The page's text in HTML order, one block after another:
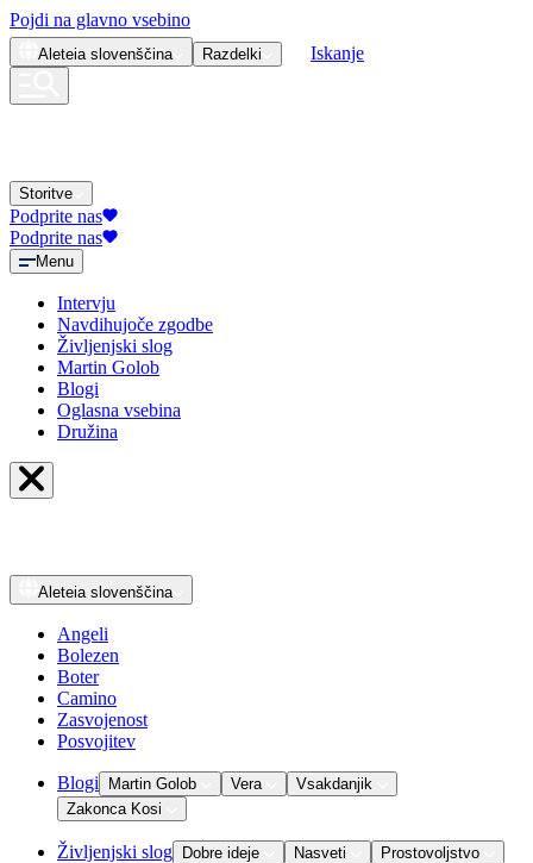
Pojdi na glavno vsebino
Aleteia slovenščina Razdelki Iskanje
Storitve
Podprite nas
Podprite nas
Menu
Intervju
Navdihujoče zgodbe
Življenjski slog
Martin Golob
Blogi
Oglasna vsebina
Družina
Aleteia slovenščina
Angeli
Bolezen
Boter
Camino
Zasvojenost
Posvojitev
Blogi Martin Golob Vera
Vsakdanjik
Zakonca Kosi
Življenjski slog Dobre ideje Nasveti
Prostovoljstvo